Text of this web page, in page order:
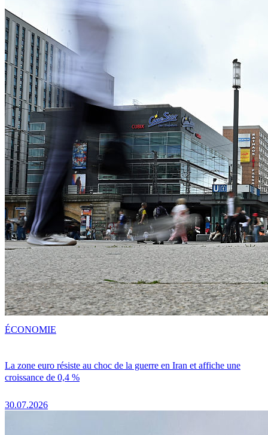
La zone euro résiste au choc de la guerre en Iran et affiche une
croissance de 0,4 %
30.07.2026
ÉCONOMIE